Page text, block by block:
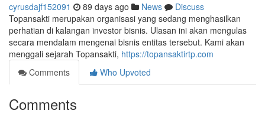
cyrusdajf152091 89 days ago News
Discuss
Topansakti merupakan organisasi yang sedang menghasilkan
perhatian di kalangan investor bisnis. Ulasan ini akan mengulas
secara mendalam mengenai bisnis entitas tersebut. Kami akan
menggali sejarah Topansakti, https://topansaktirtp.com
Comments
Who Upvoted
Comments